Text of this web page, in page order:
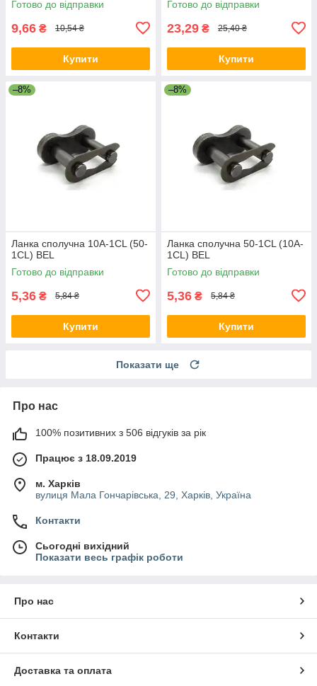
Готово до відправки
9,66 ₴ 10,54 ₴
Купити
Готово до відправки
23,29 ₴ 25,40 ₴
Купити
–8%
Ланка сполучна 10A-1CL (50-
1CL) BEL
Готово до відправки
5,36 ₴ 5,84 ₴
Купити
–8%
Ланка сполучна 50-1CL (10A-
1CL) BEL
Готово до відправки
5,36 ₴ 5,84 ₴
Купити
Показати ще
Про нас
100% позитивних з 506 відгуків за рік
Працює з 18.09.2019
м. Харків
вулиця Мала Гончарівська, 29, Харків, Україна
Контакти
Сьогодні вихідний
Показати весь графік роботи
Про нас
Контакти
Доставка та оплата